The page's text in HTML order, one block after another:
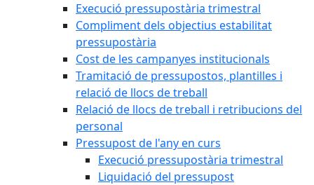
Execució pressupostària trimestral
Compliment dels objectius estabilitat
pressupostària
Cost de les campanyes institucionals
Tramitació de pressupostos, plantilles i
relació de llocs de treball
Relació de llocs de treball i retribucions del
personal
Pressupost de l'any en curs
Execució pressupostària trimestral
Liquidació del pressupost